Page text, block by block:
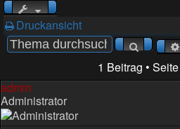
Druckansicht
Suche
1 Beitrag • Seite
admin
Administrator